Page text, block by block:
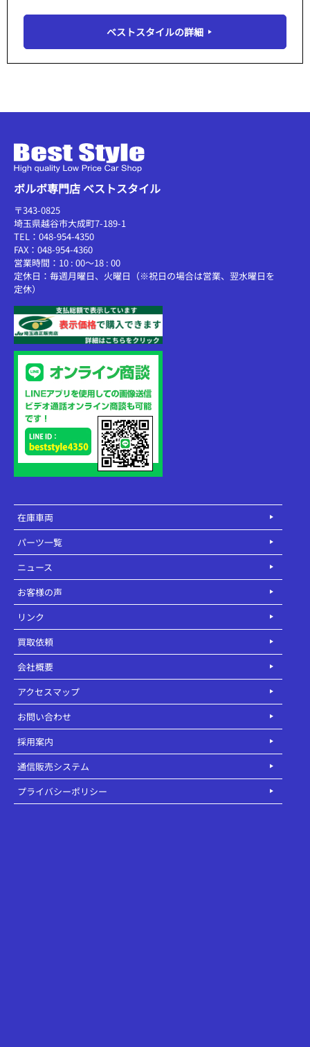
ベストスタイルの詳細
ボルボ専門店 ベストスタイル
〒343-0825
埼玉県越谷市大成町7-189-1
TEL：048-954-4350
FAX：048-954-4360
営業時間：10 : 00～18 : 00
定休日：毎週月曜日、火曜日（※祝日の場合は営業、翌水曜日を
定休）
在庫車両
パーツ一覧
ニュース
お客様の声
リンク
買取依頼
会社概要
アクセスマップ
お問い合わせ
採用案内
通信販売システム
プライバシーポリシー